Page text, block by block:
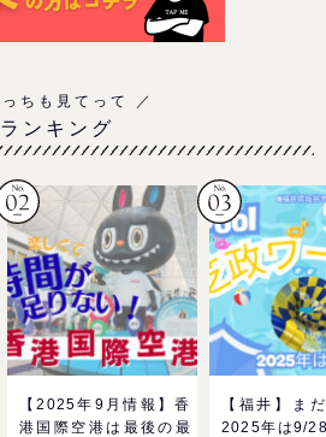
ランキング
【2025年9月情報】香
港国際空港は最後の最
【福井】ま
2025年は9/